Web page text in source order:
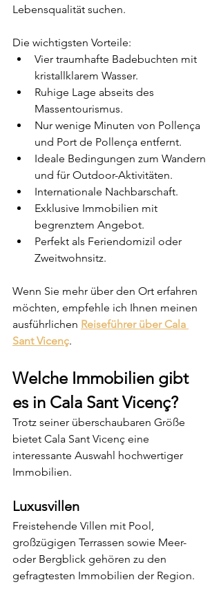
Lebensqualität suchen.
Die wichtigsten Vorteile:
Vier traumhafte Badebuchten mit
kristallklarem Wasser.
Ruhige Lage abseits des
Massentourismus.
Nur wenige Minuten von Pollença
und Port de Pollença entfernt.
Ideale Bedingungen zum Wandern
und für Outdoor-Aktivitäten.
Internationale Nachbarschaft.
Exklusive Immobilien mit
begrenztem Angebot.
Perfekt als Feriendomizil oder
Zweitwohnsitz.
Wenn Sie mehr über den Ort erfahren
möchten, empfehle ich Ihnen meinen
ausführlichen Reiseführer über Cala
Sant Vicenç.
Welche Immobilien gibt
es in Cala Sant Vicenç?
Trotz seiner überschaubaren Größe
bietet Cala Sant Vicenç eine
interessante Auswahl hochwertiger
Immobilien.
Luxusvillen
Freistehende Villen mit Pool,
großzügigen Terrassen sowie Meer-
oder Bergblick gehören zu den
gefragtesten Immobilien der Region.